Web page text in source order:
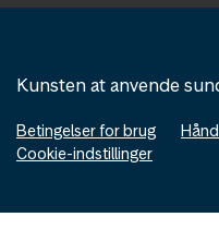
Kunsten at anvende
Betingelser for brug
Cookie-indstillinger